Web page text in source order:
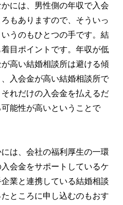
には、男性側の年収で入会
もありますので、そういっ
うのもひとつの手です。結
目ポイントです。年収が低
高い結婚相談所は避ける傾
入会金が高い結婚相談所で
れだけの入会金を払えるだ
能性が高いということで
は、会社の福利厚生の一環
会金をサポートしているケ
業と連携している結婚相談
ところに申し込むのもおす